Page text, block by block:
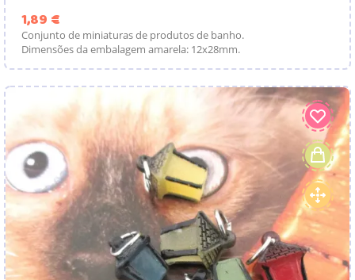
1,89 €
Conjunto de miniaturas de produtos de banho.
Dimensões da embalagem amarela: 12x28mm.